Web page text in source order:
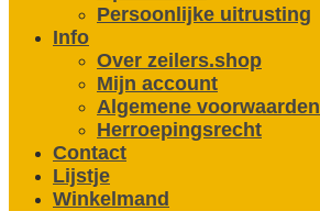
Persoonlijke uitrusting
Info
Over zeilers.shop
Mijn account
Algemene voorwaarden
Herroepingsrecht
Contact
Lijstje
Winkelmand